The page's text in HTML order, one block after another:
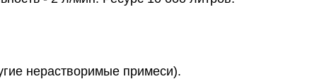
нерастворимые примеси).